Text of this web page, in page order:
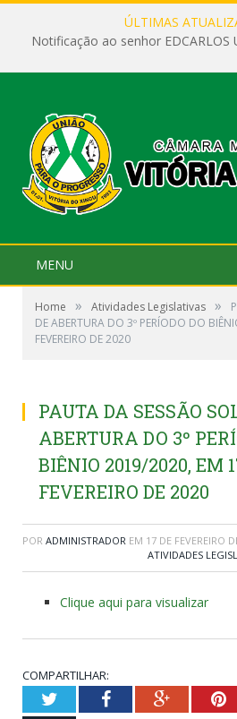
ÚLTIMAS
Notificação ao senhor EDCARLOS
MENU
Home » Atividades Legislativas »
DE ABERTURA DO 3º PERÍODO DO
FEVEREIRO DE 2020
PAUTA DA SESSÃO
ABERTURA DO 3º
BIÊNIO 2019/2020, EM
FEVEREIRO DE 2020
POR ADMINISTRADOR EM 17 DE FEVEREIRO
ATIVIDADES
Clique aqui para visualizar
COMPARTILHAR:
TwitterFacebookGoogle+